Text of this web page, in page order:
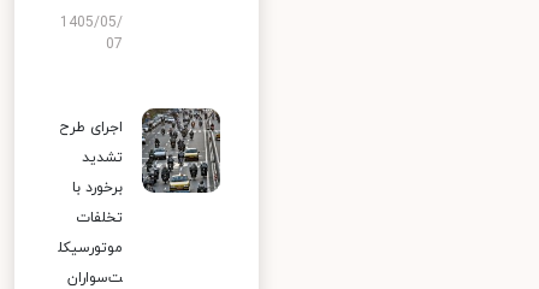
1405/05/
07
اجرای طرح
تشدید
برخورد با
تخلفات
موتورسیکل
ت‌سواران